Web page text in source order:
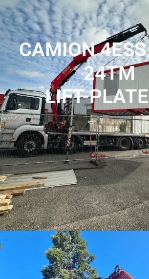
CAMION 4ESS
24TM
LIFT-
Nos camions grue de 24 tonnes
levage et de manutention précise et
besoins de transport et de levage de
sur vos chantiers.